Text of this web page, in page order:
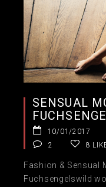
SENSUAL
10/01/2017
2
8
Fashion & Sensual
Fuchsengelswild